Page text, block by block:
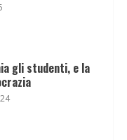
gli studenti, e la